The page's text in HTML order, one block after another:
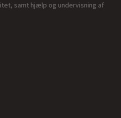
samt hjælp og undervisning af